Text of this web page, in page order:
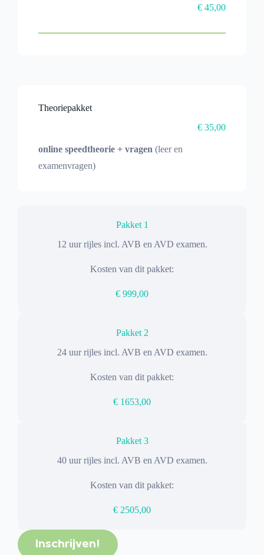
€ 45,00
Theoriepakket
€ 35,00
online speedtheorie + vragen (leer en
examenvragen)
Pakket 1
12 uur rijles incl. AVB en AVD examen.
Kosten van dit pakket:
€ 999,00
Pakket 2
24 uur rijles incl. AVB en AVD examen.
Kosten van dit pakket:
€ 1653,00
Pakket 3
40 uur rijles incl. AVB en AVD examen.
Kosten van dit pakket:
€ 2505,00
Inschrijven!